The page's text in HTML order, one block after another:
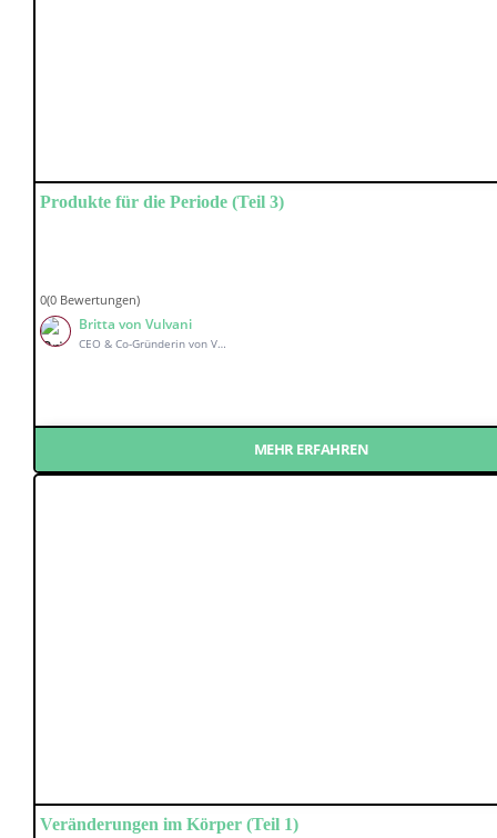
Produkte für die Periode (Teil 3)
0(0 Bewertungen)
Britta von Vulvani
CEO & Co-Gründerin von Vulvani
MEHR ERFAHREN
Veränderungen im Körper (Teil 1)